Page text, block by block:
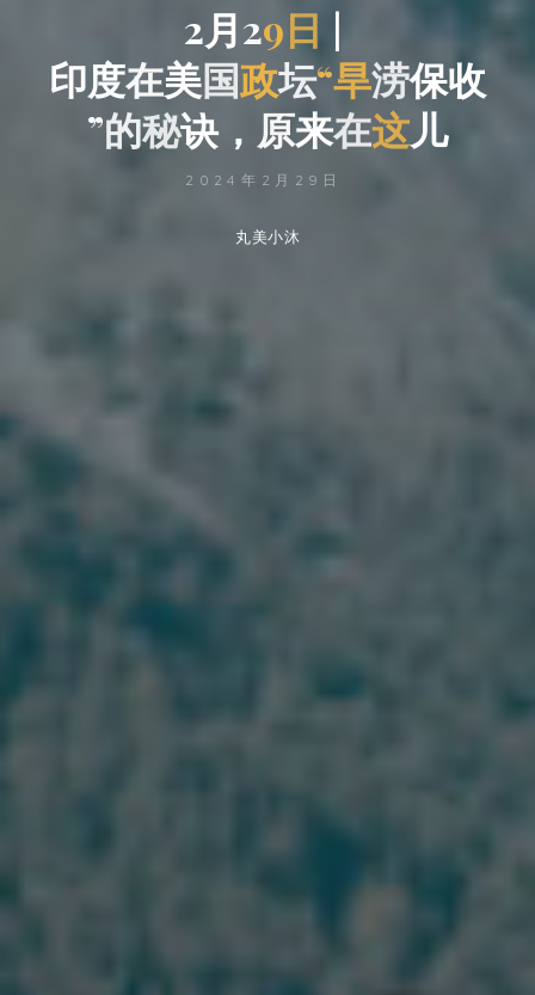
2月29日 |
印度在美国政坛“旱涝保收
”的秘诀， 原来在这儿
2024年2月29日
丸美小沐